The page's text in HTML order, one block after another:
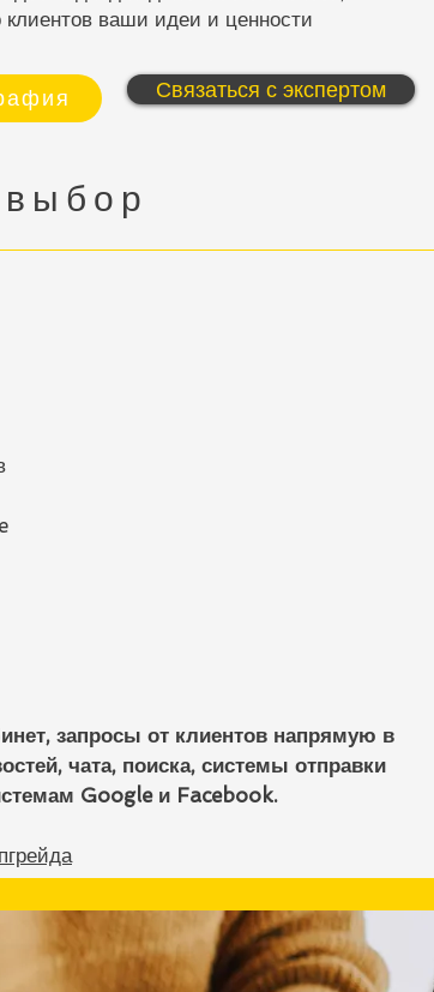
клиентов ваши идеи и ценности
Связаться с экспертом
запросы от клиентов напрямую в
чата, поиска, системы отправки
Google и Facebook.